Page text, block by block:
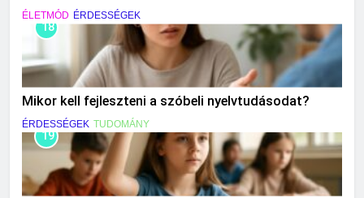
ÉLETMÓD ÉRDESSÉGEK
18
Mikor kell fejleszteni a szóbeli nyelvtudásodat?
ÉRDESSÉGEK TUDOMÁNY
19